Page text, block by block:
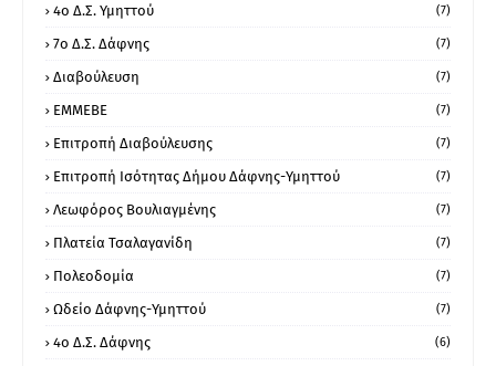
4ο Δ.Σ. Υμηττού (7)
7ο Δ.Σ. Δάφνης (7)
Διαβούλευση (7)
ΕΜΜΕΒΕ (7)
Επιτροπή Διαβούλευσης (7)
Επιτροπή Ισότητας Δήμου Δάφνης-Υμηττού (7)
Λεωφόρος Βουλιαγμένης (7)
Πλατεία Τσαλαγανίδη (7)
Πολεοδομία (7)
Ωδείο Δάφνης-Υμηττού (7)
4ο Δ.Σ. Δάφνης (6)